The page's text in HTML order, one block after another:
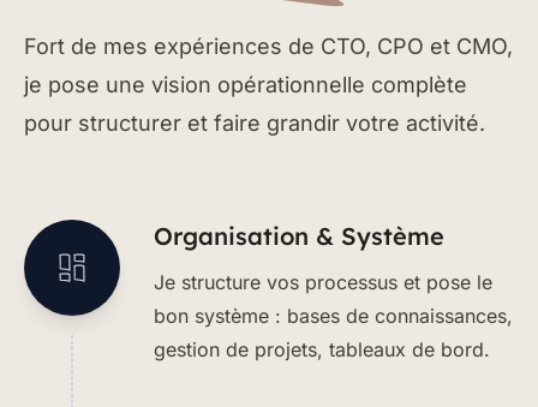
Fort de mes expériences de CTO, CPO et CMO,
je pose une vision opérationnelle complète
pour structurer et faire grandir votre activité.
Organisation & Système
Je structure vos processus et pose le
bon système : bases de connaissances,
gestion de projets, tableaux de bord.